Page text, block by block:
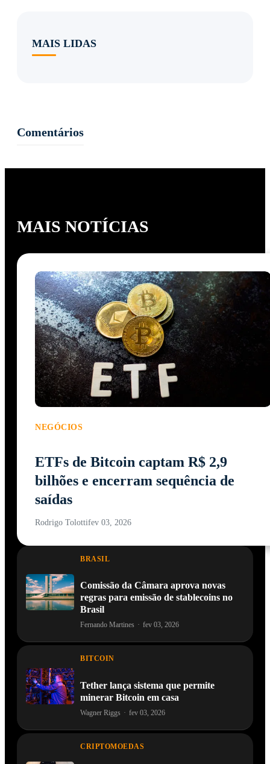
MAIS LIDAS
Comentários
MAIS NOTÍCIAS
NEGÓCIOS
ETFs de Bitcoin captam R$ 2,9
bilhões e encerram sequência de
saídas
Rodrigo Tolottifev 03, 2026
BRASIL
Comissão da Câmara aprova novas
regras para emissão de stablecoins no
Brasil
Fernando Martines · fev 03, 2026
BITCOIN
Tether lança sistema que permite
minerar Bitcoin em casa
Wagner Riggs · fev 03, 2026
CRIPTOMOEDAS